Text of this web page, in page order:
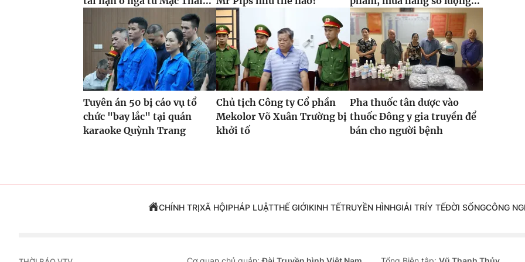
Tuyên án 50 bị cáo vụ tổ
chức "bay lắc" tại quán
karaoke Quỳnh Trang
Chủ tịch Công ty Cổ phần
Mekolor Võ Xuân Trường bị
khởi tố
Pha thuốc tân dược vào
thuốc Đông y gia truyền để
bán cho người bệnh
CHÍNH TRỊXÃ HỘIPHÁP LUẬTTHẾ GIỚIKINH TẾTRUYỀN HÌNHGIẢI TRÍY TẾĐỜI SỐNGCÔNG